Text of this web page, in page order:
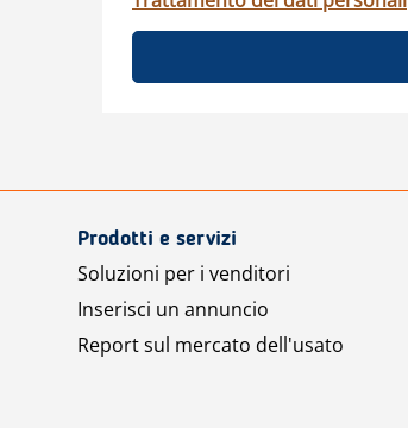
Prodotti e servizi
Soluzioni per i venditori
Inserisci un annuncio
Report sul mercato dell'usato